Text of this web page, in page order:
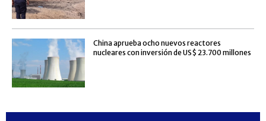
China aprueba ocho nuevos reactores
nucleares con inversión de US$ 23.700 millones